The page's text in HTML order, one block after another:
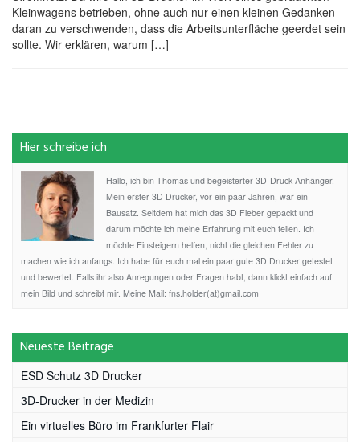
Kleinwagens betrieben, ohne auch nur einen kleinen Gedanken
daran zu verschwenden, dass die Arbeitsunterfläche geerdet sein
sollte. Wir erklären, warum […]
Hier schreibe ich
Hallo, ich bin Thomas und begeisterter 3D-Druck Anhänger.
Mein erster 3D Drucker, vor ein paar Jahren, war ein
Bausatz. Seitdem hat mich das 3D Fieber gepackt und
darum möchte ich meine Erfahrung mit euch teilen. Ich
möchte Einsteigern helfen, nicht die gleichen Fehler zu
machen wie ich anfangs. Ich habe für euch mal ein paar gute 3D Drucker getestet
und bewertet. Falls ihr also Anregungen oder Fragen habt, dann klickt einfach auf
mein Bild und schreibt mir. Meine Mail: fns.holder(at)gmail.com
Neueste Beiträge
ESD Schutz 3D Drucker
3D-Drucker in der Medizin
Ein virtuelles Büro im Frankfurter Flair